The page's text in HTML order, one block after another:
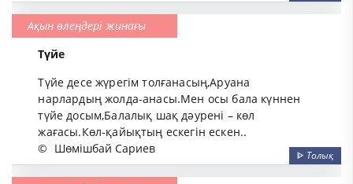
Ақын өлеңдері жинағы
Түйе
Түйе десе жүрегім толғанасың,Аруана
нарлардың жолда-анасы.Мен осы бала күннен
түйе досым,Балалық шақ дәурені – көл
жағасы.Көл-қайықтың ескегін ескен..
© Шөмішбай Сариев ᐈ Толық